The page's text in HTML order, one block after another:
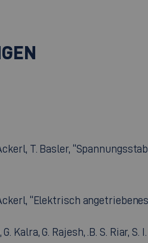
T. Basler,
“Elektrisch angetriebenes
Kalra, G. Rajesh, .B. S. Riar, S.